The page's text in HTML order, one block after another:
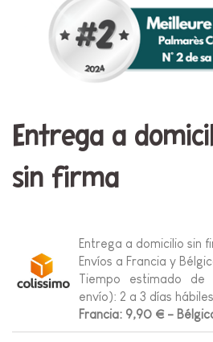
Entrega a
sin firma
Entrega a domicilio sin
Envíos a Francia y
Tiempo estimado de
envío): 2 a 3 días hábiles
Francia: 9,90 € -